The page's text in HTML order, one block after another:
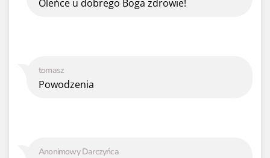
Anonimowy Darczyńca
tomasz
Powodzenia
Oleńce u dobrego Boga zdrowie!